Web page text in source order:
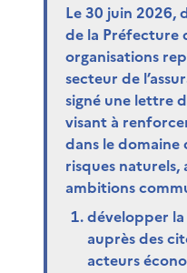
Le 30 juin 2026,
de la Préfecture
organisations
secteur de
signé une lettre
visant à
dans le
risques
ambitions
développer
auprès des
acteurs